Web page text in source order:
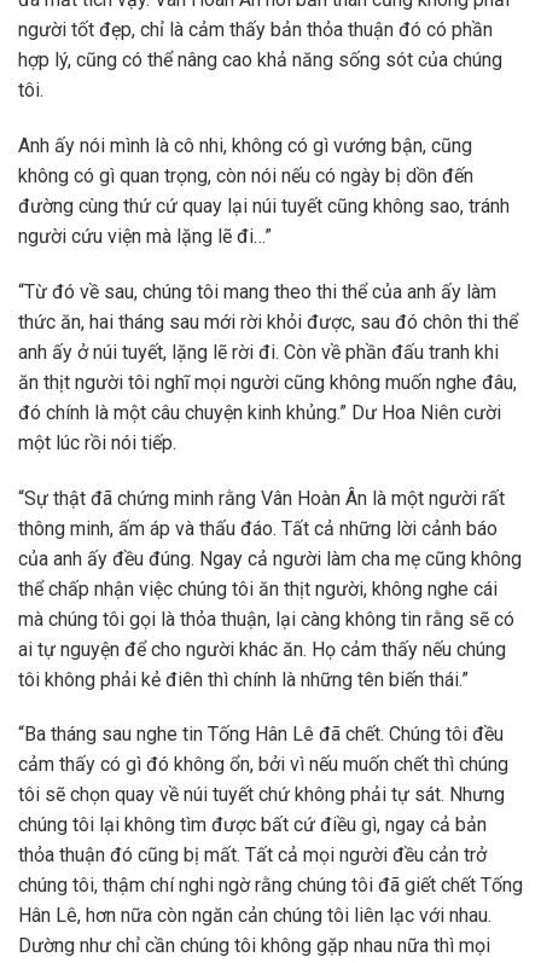
người tốt đẹp, chỉ là cảm thấy bản thỏa thuận đó có phần
hợp lý, cũng có thể nâng cao khả năng sống sót của chúng
tôi.
Anh ấy nói mình là cô nhi, không có gì vướng bận, cũng
không có gì quan trọng, còn nói nếu có ngày bị dồn đến
đường cùng thứ cứ quay lại núi tuyết cũng không sao, tránh
người cứu viện mà lặng lẽ đi…”
“Từ đó về sau, chúng tôi mang theo thi thể của anh ấy làm
thức ăn, hai tháng sau mới rời khỏi được, sau đó chôn thi thể
anh ấy ở núi tuyết, lặng lẽ rời đi. Còn về phần đấu tranh khi
ăn thịt người tôi nghĩ mọi người cũng không muốn nghe đâu,
đó chính là một câu chuyện kinh khủng.” Dư Hoa Niên cười
một lúc rồi nói tiếp.
“Sự thật đã chứng minh rằng Vân Hoàn Ân là một người rất
thông minh, ấm áp và thấu đáo. Tất cả những lời cảnh báo
của anh ấy đều đúng. Ngay cả người làm cha mẹ cũng không
thể chấp nhận việc chúng tôi ăn thịt người, không nghe cái
mà chúng tôi gọi là thỏa thuận, lại càng không tin rằng sẽ có
ai tự nguyện để cho người khác ăn. Họ cảm thấy nếu chúng
tôi không phải kẻ điên thì chính là những tên biến thái.”
“Ba tháng sau nghe tin Tống Hân Lê đã chết. Chúng tôi đều
cảm thấy có gì đó không ổn, bởi vì nếu muốn chết thì chúng
tôi sẽ chọn quay về núi tuyết chứ không phải tự sát. Nhưng
chúng tôi lại không tìm được bất cứ điều gì, ngay cả bản
thỏa thuận đó cũng bị mất. Tất cả mọi người đều cản trở
chúng tôi, thậm chí nghi ngờ rằng chúng tôi đã giết chết Tống
Hân Lê, hơn nữa còn ngăn cản chúng tôi liên lạc với nhau.
Dường như chỉ cần chúng tôi không gặp nhau nữa thì mọi